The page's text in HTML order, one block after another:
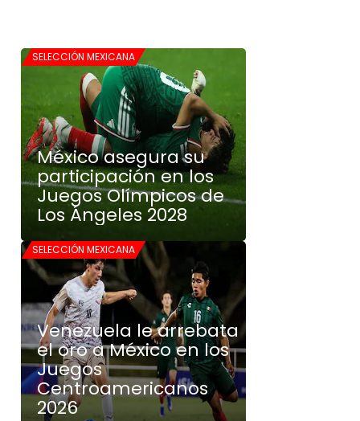
SELECCIÓN MEXICANA
México asegura su
participación en los
Juegos Olímpicos de
Los Ángeles 2028
SELECCIÓN MEXICANA
Venezuela le arrebata
el oro a México en los
Juegos
Centroamericanos
2026